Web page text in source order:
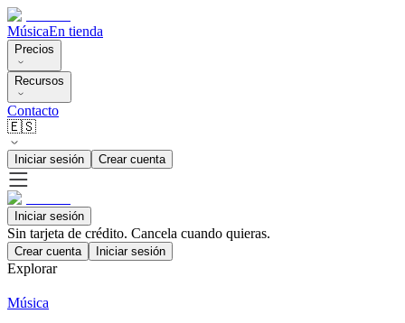
MúsicaEn tienda
Precios
Recursos
Contacto
🇪🇸
Iniciar sesión Crear cuenta
Iniciar sesión
Sin tarjeta de crédito. Cancela cuando quieras.
Crear cuenta Iniciar sesión
Explorar
Música